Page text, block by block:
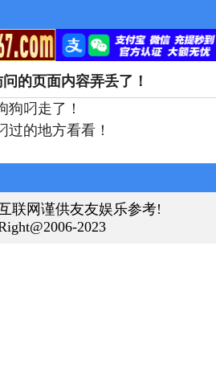
的页面内容弄丢了！
狗叼走了！
过的地方看看！
联网谨供友友娱乐参考!
2023